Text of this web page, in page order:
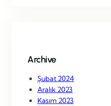
Archive
Şubat 2024
Aralık 2023
Kasım 2023